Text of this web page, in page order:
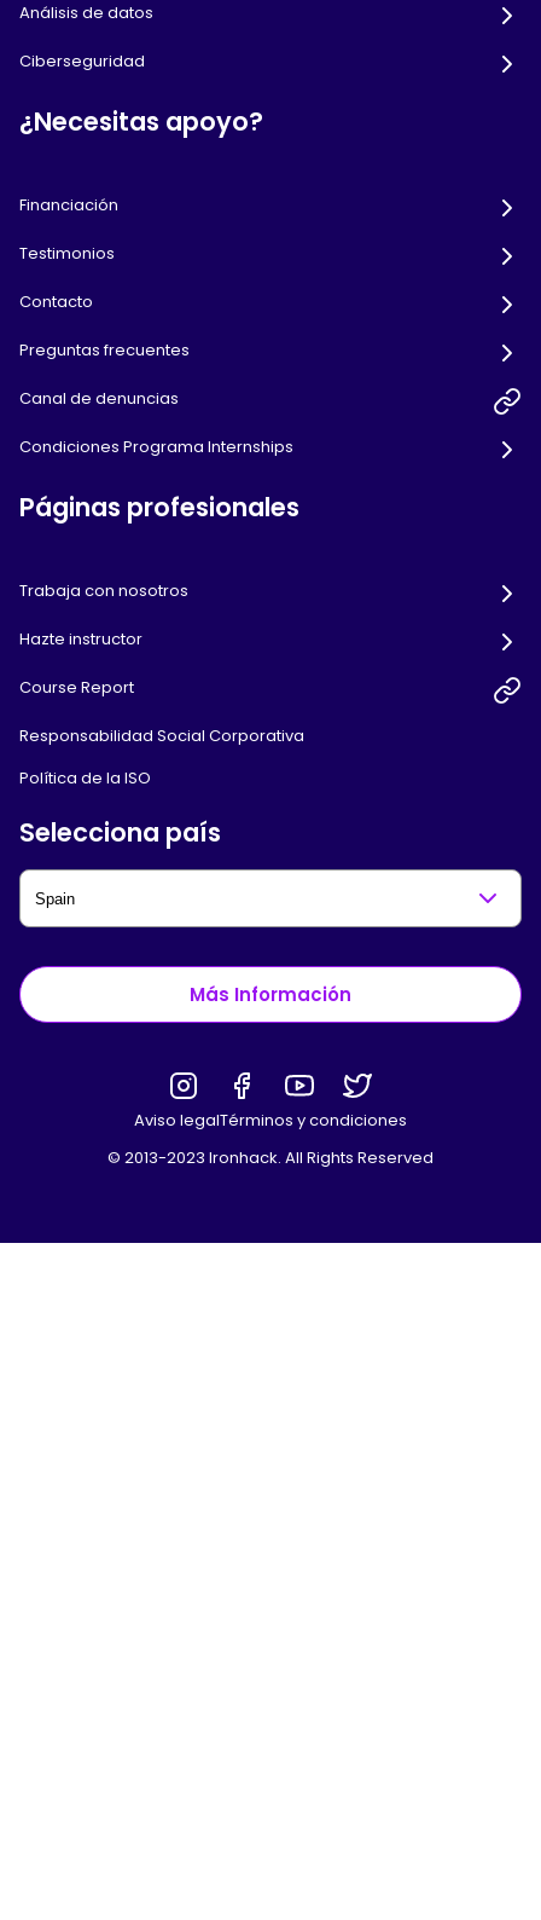
Análisis de datos
Ciberseguridad
¿Necesitas apoyo?
Financiación
Testimonios
Contacto
Preguntas frecuentes
Canal de denuncias
Condiciones Programa Internships
Páginas profesionales
Trabaja con nosotros
Hazte instructor
Course Report
Responsabilidad Social Corporativa
Política de la ISO
Selecciona país
Más Información
Aviso legalTérminos y condiciones
© 2013-2023 Ironhack. All Rights Reserved